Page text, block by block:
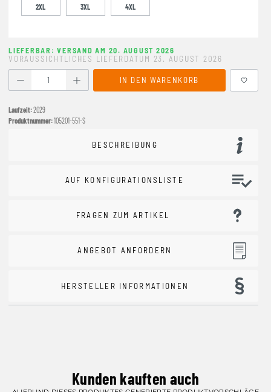
2XL 3XL 4XL
LIEFERBAR: VERSAND AM 20. AUGUST 2026
VORAUSSICHTLICHES LIEFERDATUM 23. AUGUST 2026
Produkt Anzahl: Gib den gewünschten Wert ein oder
IN DEN WARENKORB
Laufzeit:2029
Produktnummer:105201-551-S
BESCHREIBUNG
AUF KONFIGURATIONSLISTE
FRAGEN ZUM ARTIKEL
ANGEBOT ANFORDERN
HERSTELLER INFORMATIONEN
Kunden kauften auch